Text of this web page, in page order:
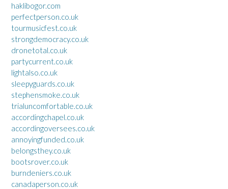
haklibogor.com
perfectperson.co.uk
tourmusicfest.co.uk
strongdemocracy.co.uk
dronetotal.co.uk
partycurrent.co.uk
lightalso.co.uk
sleepyguards.co.uk
stephensmoke.co.uk
trialuncomfortable.co.uk
accordingchapel.co.uk
accordingoversees.co.uk
annoyingfunded.co.uk
belongsthey.co.uk
bootsrover.co.uk
burndeniers.co.uk
canadaperson.co.uk